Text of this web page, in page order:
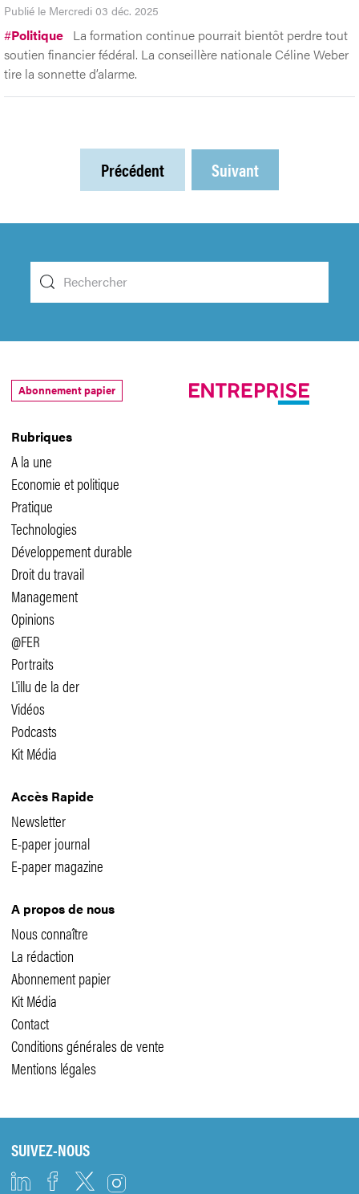
Publié le Mercredi 03 déc. 2025
#Politique La formation continue pourrait bientôt perdre tout
soutien financier fédéral. La conseillère nationale Céline Weber
tire la sonnette d’alarme.
Précédent Suivant
Rubriques
A la une
Economie et politique
Pratique
Technologies
Développement durable
Droit du travail
Management
Opinions
@FER
Portraits
L'illu de la der
Vidéos
Podcasts
Kit Média
Accès Rapide
Newsletter
E-paper journal
E-paper magazine
A propos de nous
Nous connaître
La rédaction
Abonnement papier
Kit Média
Contact
Conditions générales de vente
Mentions légales
Abonnement papier
SUIVEZ-NOUS